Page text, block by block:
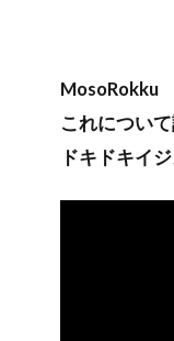
MosoRokku
これについ
ドキドキイ